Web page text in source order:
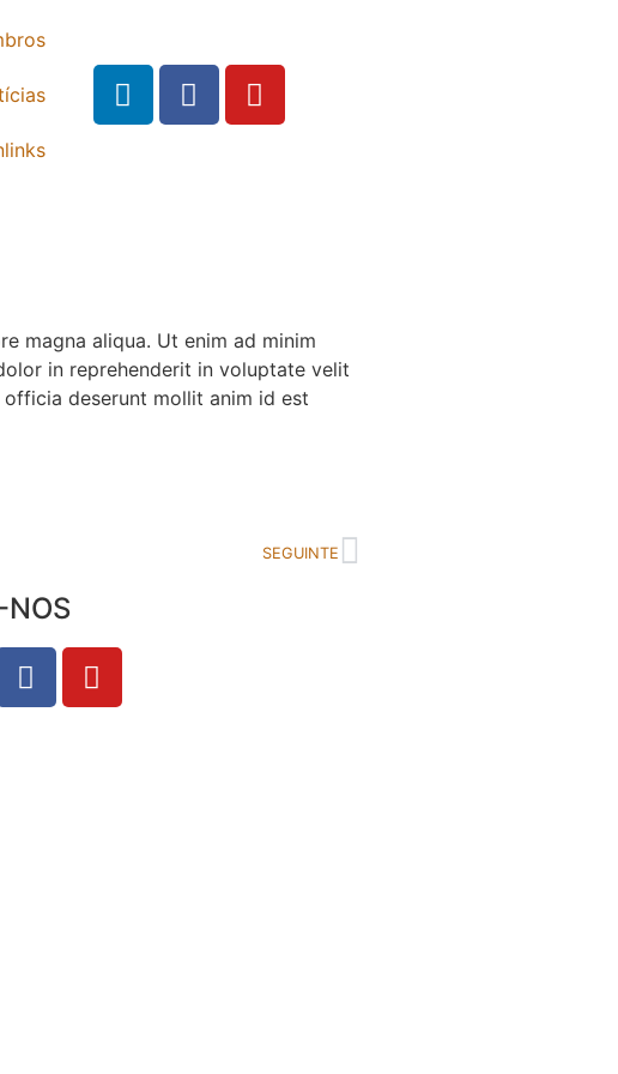
magna aliqua. Ut enim ad minim
in reprehenderit in voluptate velit
deserunt mollit anim id est
SEGUINTE
NOS